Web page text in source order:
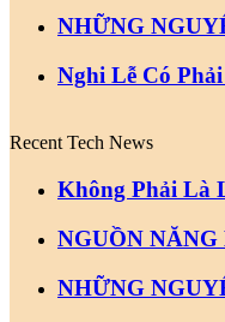
NHỮNG
Nghi Lễ Có
Recent Tech News
Không Phải Là
NGUỒN
NHỮNG